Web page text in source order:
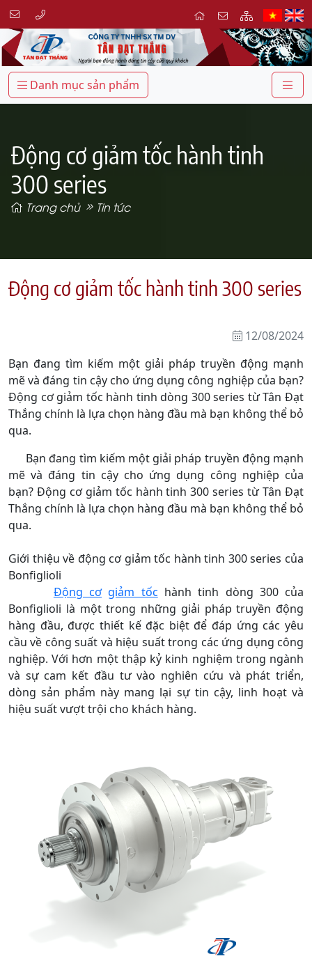
Danh mục sản phẩm
Động cơ giảm tốc hành tinh
300 series
Trang chủ Tin tức
Động cơ giảm tốc hành tinh 300 series
12/08/2024
Bạn đang tìm kiếm một giải pháp truyền động mạnh
mẽ và đáng tin cậy cho ứng dụng công nghiệp của bạn?
Động cơ giảm tốc hành tinh dòng 300 series từ Tân Đạt
Thắng chính là lựa chọn hàng đầu mà bạn không thể bỏ
qua.
Bạn đang tìm kiếm một giải pháp truyền động mạnh
mẽ và đáng tin cậy cho ứng dụng công nghiệp của
bạn? Động cơ giảm tốc hành tinh 300 series từ Tân Đạt
Thắng chính là lựa chọn hàng đầu mà bạn không thể bỏ
qua.
Giới thiệu về động cơ giảm tốc hành tinh 300 series của
Bonfiglioli
Động cơ giảm tốc hành tinh dòng 300 của
Bonfiglioli là một trong những giải pháp truyền động
hàng đầu, được thiết kế đặc biệt để đáp ứng các yêu
cầu về công suất và hiệu suất trong các ứng dụng công
nghiệp. Với hơn một thập kỷ kinh nghiệm trong ngành
và sự cam kết đầu tư vào nghiên cứu và phát triển,
dòng sản phẩm này mang lại sự tin cậy, linh hoạt và
hiệu suất vượt trội cho khách hàng.